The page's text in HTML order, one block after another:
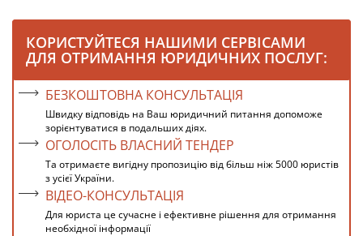
КОРИСТУЙТЕСЯ НАШИМИ СЕРВІСАМИ
ДЛЯ ОТРИМАННЯ ЮРИДИЧНИХ ПОСЛУГ:
БЕЗКОШТОВНА КОНСУЛЬТАЦІЯ
Швидку відповідь на Ваш юридичний питання допоможе
зорієнтуватися в подальших діях.
ОГОЛОСІТЬ ВЛАСНИЙ ТЕНДЕР
Та отримаєте вигідну пропозицію від більш ніж 5000 юристів
з усієї України.
ВІДЕО-КОНСУЛЬТАЦІЯ
Для юриста це сучасне і ефективне рішення для отримання
необхідної інформації